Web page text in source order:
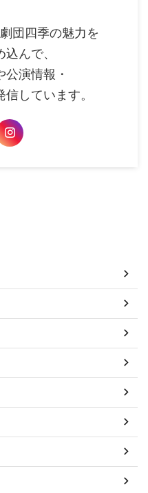
団四季の魅力を
んで、
演情報・
しています。